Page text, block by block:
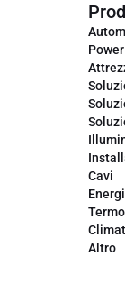
Cavi
Altro